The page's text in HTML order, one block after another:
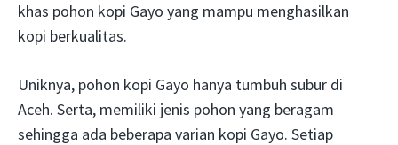
khas pohon kopi Gayo yang mampu menghasilkan
kopi berkualitas.
Uniknya, pohon kopi Gayo hanya tumbuh subur di
Aceh. Serta, memiliki jenis pohon yang beragam
sehingga ada beberapa varian kopi Gayo. Setiap